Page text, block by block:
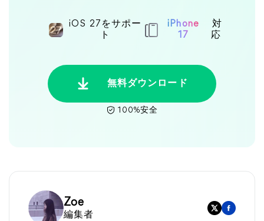
iOS 27をサポー
ト
iPhone
17
対
応
無料ダウンロード
100%安全
Zoe
編集者